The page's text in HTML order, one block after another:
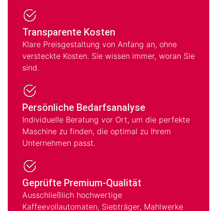
Transparente Kosten
Klare Preisgestaltung von Anfang an, ohne
versteckte Kosten. Sie wissen immer, woran Sie
sind.
Persönliche Bedarfsanalyse
Individuelle Beratung vor Ort, um die perfekte
Maschine zu finden, die optimal zu Ihrem
Unternehmen passt.
Geprüfte Premium-Qualität
Ausschließlich hochwertige
Kaffeevollautomaten, Siebträger, Mahlwerke